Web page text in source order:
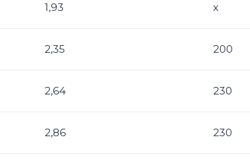
1,93 x
2,35 200
2,64 230
2,86 230